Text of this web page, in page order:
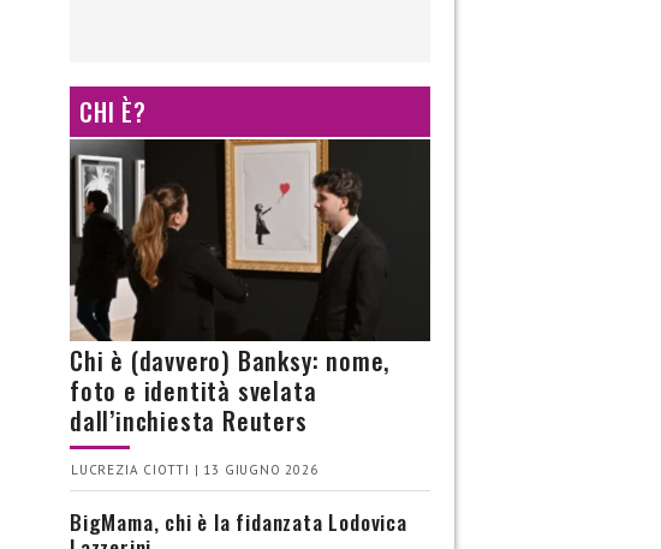
CHI È?
Chi è (davvero) Banksy: nome,
foto e identità svelata
dall’inchiesta Reuters
LUCREZIA CIOTTI | 13 GIUGNO 2026
BigMama, chi è la fidanzata Lodovica